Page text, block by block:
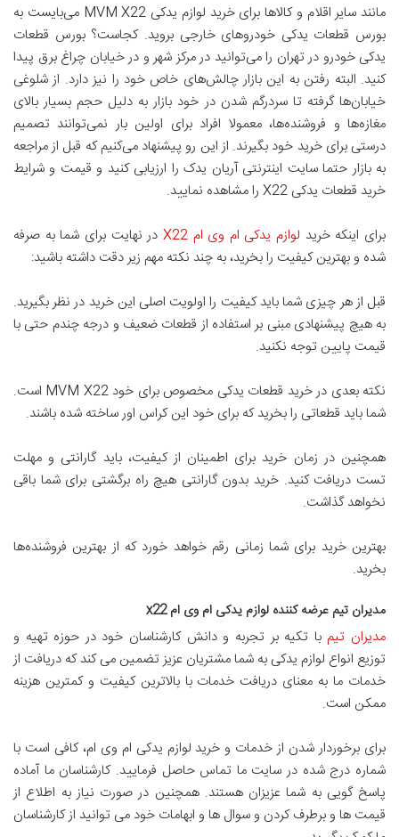
مانند سایر اقلام و کالاها برای خرید لوازم یدکی MVM X22 می‌بایست به
بورس قطعات یدکی خودروهای خارجی بروید. کجاست؟ بورس قطعات
یدکی خودرو در تهران را می‌توانید در مرکز شهر و در خیابان چراغ برق پیدا
کنید. البته رفتن به این بازار چالش‌های خاص خود را نیز دارد. از شلوغی
خیابان‌ها گرفته تا سردرگم شدن در خود بازار به دلیل حجم بسیار بالای
مغازه‌ها و فروشنده‌ها، معمولا افراد برای اولین بار نمی‌توانند تصمیم
درستی برای خرید خود بگیرند. از این رو پیشنهاد می‌کنیم که قبل از مراجعه
به بازار حتما سایت اینترنتی آریان یدک را ارزیابی کنید و قیمت و شرایط
خرید قطعات یدکی X22 را مشاهده نمایید.
برای اینکه خرید لوازم یدکی ‌ام وی ‌ام X22
در نهایت برای شما به صرفه
شده و بهترین کیفیت را بخرید، به چند نکته مهم زیر دقت داشته باشید:
قبل از هر چیزی شما باید کیفیت را اولویت اصلی این خرید در نظر بگیرید.
به هیچ پیشنهادی مبنی بر استفاده از قطعات ضعیف و درجه چندم حتی با
قیمت پایین توجه نکنید.
نکته بعدی در خرید قطعات یدکی مخصوص برای خود MVM X22 است.
شما باید قطعاتی را بخرید که برای خود این کراس اور ساخته شده باشند.
همچنین در زمان خرید برای اطمینان از کیفیت، باید گارانتی و مهلت
تست دریافت کنید. خرید بدون گارانتی هیچ راه برگشتی برای شما باقی
نخواهد گذاشت.
بهترین خرید برای شما زمانی رقم خواهد خورد که از بهترین فروشنده‌ها
بخرید.
مدیران تیم عرضه کننده لوازم یدکی ام وی امx22
مدیران تیم با تکیه بر تجربه و دانش کارشناسان خود در حوزه تهیه و
توزیع انواع لوازم یدکی به شما مشتریان عزیز تضمین می کند که دریافت از
خدمات ما به معنای دریافت خدمات با بالاترین کیفیت و کمترین هزینه
ممکن است.
برای برخوردار شدن از خدمات و خرید لوازم یدکی ام وی ام، کافی است با
شماره درج شده در سایت ما تماس حاصل فرمایید. کارشناسان ما آماده
پاسخ گویی به شما عزیزان هستند. همچنین در صورت نیاز به اطلاع از
قیمت ها و برطرف کردن و سوال ها و ابهامات خود می توانید از کارشناسان